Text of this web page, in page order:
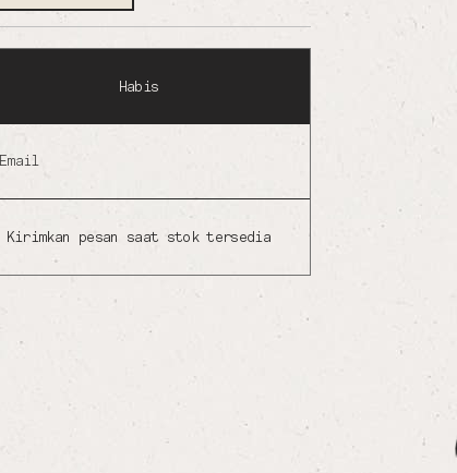
Habis
Email
Kirimkan pesan saat stok tersedia